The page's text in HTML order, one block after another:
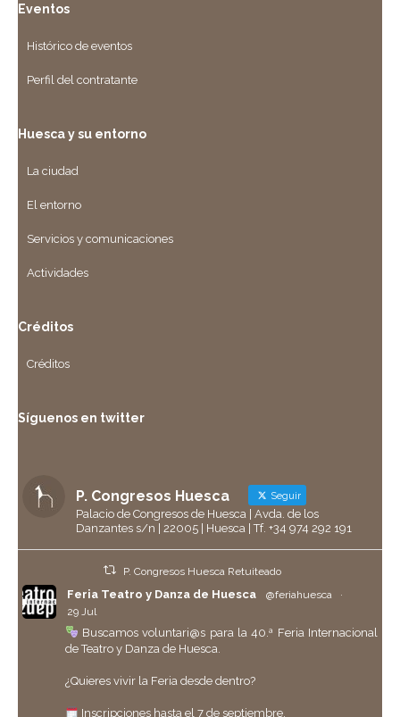
Eventos
Histórico de eventos
Perfil del contratante
Huesca y su entorno
La ciudad
El entorno
Servicios y comunicaciones
Actividades
Créditos
Créditos
Síguenos en twitter
P. Congresos Huesca Seguir
Palacio de Congresos de Huesca | Avda. de los
Danzantes s/n | 22005 | Huesca | Tf. +34 974 292 191
P. Congresos Huesca Retuiteado
Feria Teatro y Danza de Huesca @feriahuesca
·
29 Jul
Buscamos voluntari@s para la 40.ª Feria Internacional
de Teatro y Danza de Huesca.
¿Quieres vivir la Feria desde dentro?
Inscripciones hasta el 7 de septiembre.